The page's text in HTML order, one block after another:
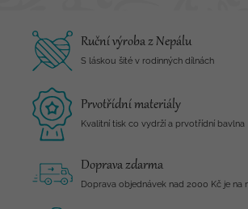
Ruční výroba z Nepálu
S láskou šité v rodinných dílnách
Prvotřídní materiály
Kvalitní tisk co vydrží a prvotřídní bavlna
Doprava zdarma
Doprava objednávek nad 2000 Kč je na